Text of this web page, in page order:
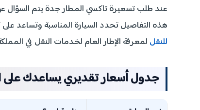
عند طلب تسعيرة تاكسي المطار جدة يتم السؤال
هذه التفاصيل تحدد السيارة المناسبة وتساعد
للنقل لمعرفة الإطار العام لخدمات النقل في
جدول أسعار تقديري يساعدك على